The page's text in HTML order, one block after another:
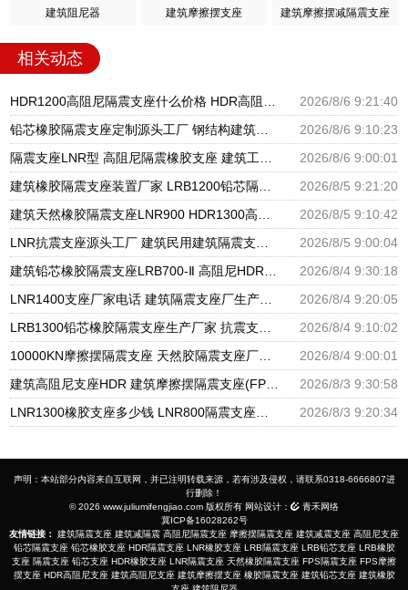
建筑阻尼器 建筑摩擦摆支座 建筑摩擦摆减隔震支座
相关动态
HDR1200高阻尼隔震支座什么价格 HDR高阻尼隔震橡胶支座生产厂家 HDR减隔震支座源头工厂
2026/8/6 9:21:40
铅芯橡胶隔震支座定制源头工厂 钢结构建筑支座厂家电话 房屋建筑支座
2026/8/6 9:10:23
隔震支座LNR型 高阻尼隔震橡胶支座 建筑工程用隔震支座源头工厂
2026/8/6 9:00:01
建筑橡胶隔震支座装置厂家 LRB1200铅芯隔震支座生产厂家 建筑楼梯抗震支座
2026/8/5 9:21:20
建筑天然橡胶隔震支座LNR900 HDR1300高阻尼橡胶支座厂家 LNR水平分散形隔震支座生产厂家
2026/8/5 9:10:42
LNR抗震支座源头工厂 建筑民用建筑隔震支座厂家 隔震层橡胶支座什么价格
2026/8/5 9:00:04
建筑铅芯橡胶隔震支座LRB700-Ⅱ 高阻尼HDR橡胶支座厂家 摩擦摆支座价格
2026/8/4 9:30:18
LNR1400支座厂家电话 建筑隔震支座厂生产厂家 抗拔减震支座源头工厂
2026/8/4 9:20:05
LRB1300铅芯橡胶隔震支座生产厂家 抗震支座工厂生产厂家 建筑隔震支座LRB600-Ⅱ生产厂家
2026/8/4 9:10:02
10000KN摩擦摆隔震支座 天然胶隔震支座厂家 减振橡胶隔震支座生产厂家
2026/8/4 9:00:01
建筑高阻尼支座HDR 建筑摩擦摆隔震支座(FPS)厂家 建筑隔震支座工厂
2026/8/3 9:30:58
LNR1300橡胶支座多少钱 LNR800隔震支座生产厂家 LRB600铅芯支座生产厂家
2026/8/3 9:20:34
声明：本站部分内容来自互联网，并已注明转载来源，若有涉及侵权，请联系0318-6666807进
行删除！
© 2026 www.juliumifengjiao.com 版权所有 网站设计：
青禾网络
冀ICP备16028262号
友情链接：
建筑隔震支座 建筑减隔震 高阻尼隔震支座 摩擦摆隔震支座 建筑减震支座 高阻尼支座
铅芯隔震支座 铅芯橡胶支座 HDR隔震支座 LNR橡胶支座 LRB隔震支座 LRB铅芯支座 LRB橡胶
支座 隔震支座 铅芯支座 HDR橡胶支座 LNR隔震支座 天然橡胶隔震支座 FPS隔震支座 FPS摩擦
摆支座 HDR高阻尼支座 建筑高阻尼支座 建筑摩擦摆支座 橡胶隔震支座 建筑铅芯支座 建筑橡胶